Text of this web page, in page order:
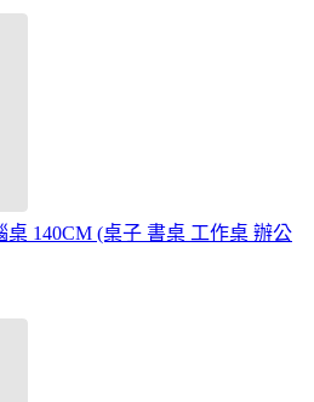
140CM (桌子 書桌 工作桌 辦公